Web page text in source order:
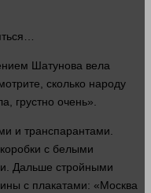
Шатунова вела
сколько народу
грустно очень».
и транспарантами.
с белыми
Дальше стройными
с плакатами: «Москва